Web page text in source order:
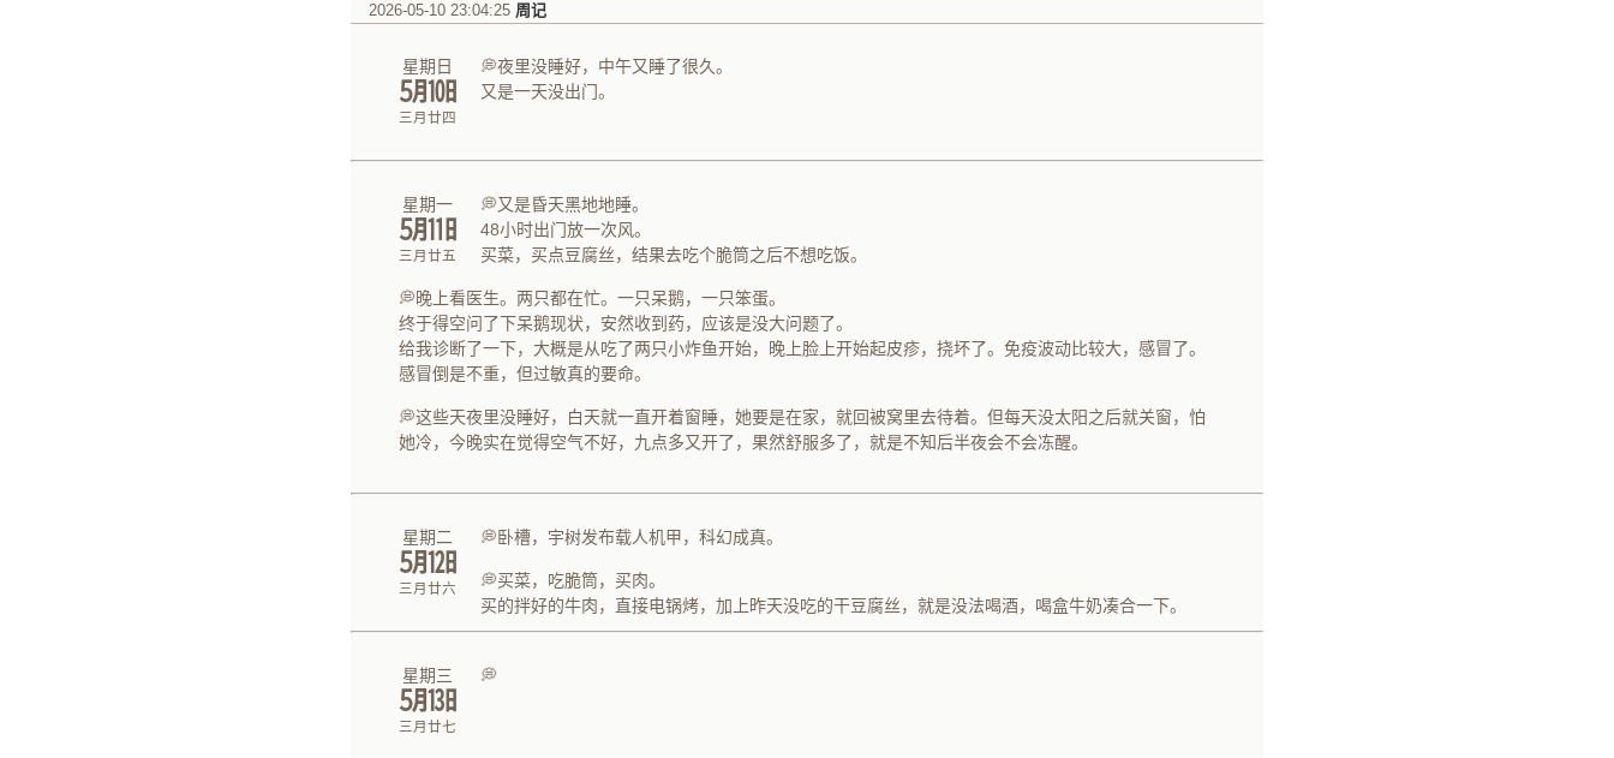
2026-05-10 23:04:25 周记
星期日
㋄㏩
三月廿四
💭夜里没睡好，中午又睡了很久。
又是一天没出门。
星期一
㋄㏪
三月廿五
💭又是昏天黑地地睡。
48小时出门放一次风。
买菜，买点豆腐丝，结果去吃个脆筒之后不想吃饭。
💭晚上看医生。两只都在忙。一只呆鹅，一只笨蛋。
终于得空问了下呆鹅现状，安然收到药，应该是没大问题了。
给我诊断了一下，大概是从吃了两只小炸鱼开始，晚上脸上开始起皮疹，挠坏了。免疫波动比较大，感冒了。
感冒倒是不重，但过敏真的要命。
💭这些天夜里没睡好，白天就一直开着窗睡，她要是在家，就回被窝里去待着。但每天没太阳之后就关窗，怕
她冷，今晚实在觉得空气不好，九点多又开了，果然舒服多了，就是不知后半夜会不会冻醒。
星期二
㋄㏫
三月廿六
💭卧槽，宇树发布载人机甲，科幻成真。
​💭买菜，吃脆筒，买肉。
​买的拌好的牛肉，直接电锅烤，加上昨天没吃的干豆腐丝，就是没法喝酒，喝盒牛奶凑合一下。
星期三
㋄㏬
三月廿七
💭